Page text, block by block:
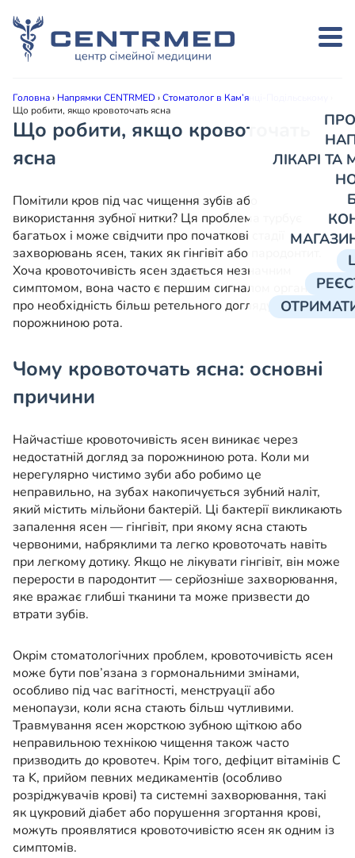
ЛІКАРІ
Головна› Напрямки CENTRMED›Стоматолог в Кам’янці-Подільському
Що робити, якщо кровоточать ясна
Що робити, якщо кровоточать
ясна
Помітили кров під час чищення зубів або
використання зубної нитки? Ця проблема турбує
багатьох і може свідчити про початкові стадії
захворювань ясен, таких як гінгівіт або пародонтит.
Хоча кровоточивість ясен здається незначним
симптомом, вона часто є першим сигналом організму
про необхідність більш ретельного догляду за
порожниною рота.
Чому кровоточать ясна: основні
причини
Найчастіше кровоточивість ясен виникає через
недостатній догляд за порожниною рота. Коли ми
нерегулярно чистимо зуби або робимо це
неправильно, на зубах накопичується зубний наліт,
який містить мільйони бактерій. Ці бактерії викликають
запалення ясен — гінгівіт, при якому ясна стають
червоними, набряклими та легко кровоточать навіть
при легкому дотику. Якщо не лікувати гінгівіт, він може
перерости в пародонтит — серйозніше захворювання,
яке вражає глибші тканини та може призвести до
втрати зубів.
Окрім стоматологічних проблем, кровоточивість ясен
може бути пов’язана з гормональними змінами,
особливо під час вагітності, менструації або
менопаузи, коли ясна стають більш чутливими.
Травмування ясен жорсткою зубною щіткою або
неправильною технікою чищення також часто
призводить до кровотеч. Крім того, дефіцит вітамінів C
та K, прийом певних медикаментів (особливо
розріджувачів крові) та системні захворювання, такі
як цукровий діабет або порушення згортання крові,
можуть проявлятися кровоточивістю ясен як одним із
симптомів.